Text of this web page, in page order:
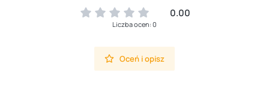
0.00
Liczba ocen: 0
Oceń i opisz